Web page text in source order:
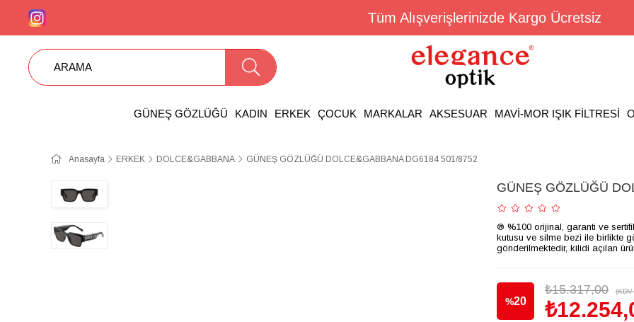
Tüm Alışverişlerinizde Kargo Ücretsiz
GÜNEŞ GÖZLÜĞÜ KADIN ERKEK ÇOCUK MARKALAR AKSESUAR MAVİ-MOR IŞIK FİLTRESİ
Anasayfa ERKEK DOLCE&GABBANA GÜNEŞ GÖZLÜĞÜ DOLCE&GABBANA DG6184 501/8752
GÜNEŞ GÖZLÜĞÜ
® %100 orijinal, garanti ve
kutusu ve silme bezi ile birlikte
gönderilmektedir, kilidi açılan
%20
₺15.317,00 (KDV